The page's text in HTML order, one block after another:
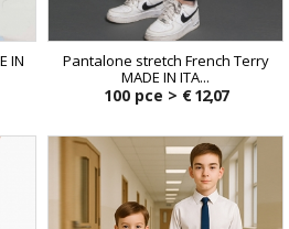
IN
Pantalone stretch French Terry
MADE IN ITA...
100 pce > € 12,07